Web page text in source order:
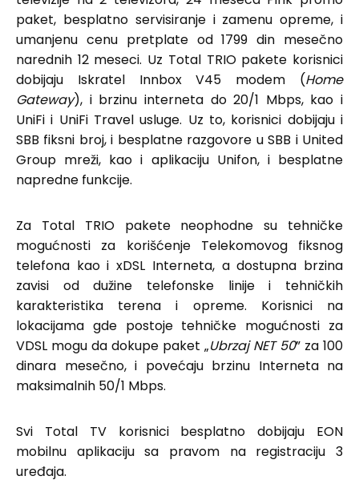
paket, besplatno servisiranje i zamenu opreme, i
umanjenu cenu pretplate od 1799 din mesečno
narednih 12 meseci. Uz Total TRIO pakete korisnici
dobijaju Iskratel Innbox V45 modem (Home
Gateway), i brzinu interneta do 20/1 Mbps, kao i
UniFi i UniFi Travel usluge. Uz to, korisnici dobijaju i
SBB fiksni broj, i besplatne razgovore u SBB i United
Group mreži, kao i aplikaciju Unifon, i besplatne
napredne funkcije.
Za Total TRIO pakete neophodne su tehničke
mogućnosti za korišćenje Telekomovog fiksnog
telefona kao i xDSL Interneta, a dostupna brzina
zavisi od dužine telefonske linije i tehničkih
karakteristika terena i opreme. Korisnici na
lokacijama gde postoje tehničke mogućnosti za
VDSL mogu da dokupe paket „Ubrzaj NET 50” za 100
dinara mesečno, i povećaju brzinu Interneta na
maksimalnih 50/1 Mbps.
Svi Total TV korisnici besplatno dobijaju EON
mobilnu aplikaciju sa pravom na registraciju 3
uređaja.